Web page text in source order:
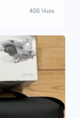
406 Vues